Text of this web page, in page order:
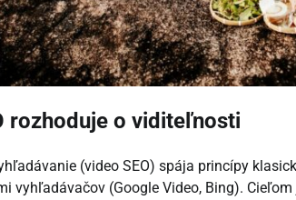
rozhoduje o viditeľnosti
(video SEO) spája princípy
vyhľadávačov (Google Video, Bing).